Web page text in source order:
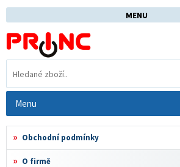
MENU
Menu
Obchodní podmínky
O firmě